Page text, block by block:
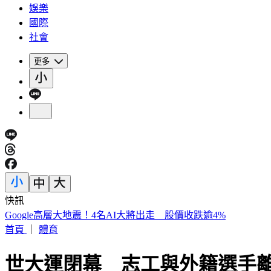
娛樂
國際
社會
更多
快訊
天后御用化妝師病逝！ 江蕙、張惠妹、賈靜雯「現身」告別
首頁
體育
世大運閉幕 志工與外籍選手